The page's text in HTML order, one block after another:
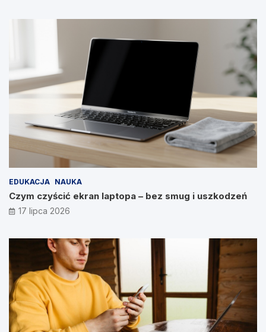
EDUKACJA NAUKA
Czym czyścić ekran laptopa – bez smug i uszkodzeń
17 lipca 2026